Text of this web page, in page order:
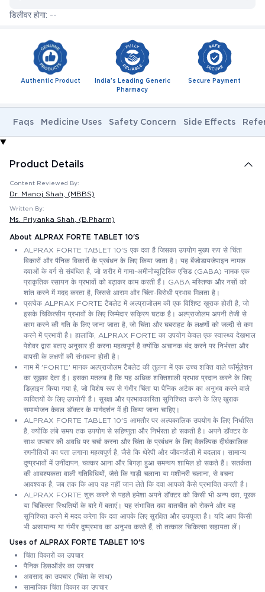
डिलीवर होगा: --
Authentic Product
India's Leading Generic
Pharmacy
Secure Payment
Faqs Medicine Uses Safety Concern Side Effects
Product Details
Content Reviewed By:
Dr. Manoj Shah , (MBBS)
Written By:
Ms. Priyanka Shah , (B.Pharm)
About ALPRAX FORTE TABLET 10'S
ALPRAX FORTE TABLET 10'S एक दवा है जिसका उपयोग मुख्य रूप से चिंता
विकारों और पैनिक विकारों के प्रबंधन के लिए किया जाता है। यह बेंजोडायजेपाइन नामक
दवाओं के वर्ग से संबंधित है, जो शरीर में गामा-अमीनोब्यूटिरिक एसिड (GABA) नामक एक
प्राकृतिक रसायन के प्रभावों को बढ़ाकर काम करती हैं। GABA मस्तिष्क और नसों को
शांत करने में मदद करता है, जिससे आराम और चिंता-विरोधी प्रभाव मिलता है।
प्रत्येक ALPRAX FORTE टैबलेट में अल्प्राजोलम की एक विशिष्ट खुराक होती है, जो
इसके चिकित्सीय प्रभावों के लिए जिम्मेदार सक्रिय घटक है। अल्प्राजोलम अपनी तेजी से
काम करने की गति के लिए जाना जाता है, जो चिंता और घबराहट के लक्षणों को जल्दी से कम
करने में प्रभावी है। हालांकि, ALPRAX FORTE का उपयोग केवल एक स्वास्थ्य देखभाल
पेशेवर द्वारा बताए अनुसार ही करना महत्वपूर्ण है क्योंकि अचानक बंद करने पर निर्भरता और
वापसी के लक्षणों की संभावना होती है।
नाम में 'FORTE' मानक अल्प्राजोलम टैबलेट की तुलना में एक उच्च शक्ति वाले फॉर्मूलेशन
का सुझाव देता है। इसका मतलब है कि यह अधिक शक्तिशाली प्रभाव प्रदान करने के लिए
डिज़ाइन किया गया है, जो विशेष रूप से गंभीर चिंता या पैनिक अटैक का अनुभव करने वाले
व्यक्तियों के लिए उपयोगी है। सुरक्षा और प्रभावकारिता सुनिश्चित करने के लिए खुराक
समायोजन केवल डॉक्टर के मार्गदर्शन में ही किया जाना चाहिए।
ALPRAX FORTE TABLET 10'S आमतौर पर अल्पकालिक उपयोग के लिए निर्धारित
है, क्योंकि लंबे समय तक उपयोग से सहिष्णुता और निर्भरता हो सकती है। अपने डॉक्टर के
साथ उपचार की अवधि पर चर्चा करना और चिंता के प्रबंधन के लिए वैकल्पिक दीर्घकालिक
रणनीतियों का पता लगाना महत्वपूर्ण है, जैसे कि थेरेपी और जीवनशैली में बदलाव। सामान्य
दुष्प्रभावों में उनींदापन, चक्कर आना और बिगड़ा हुआ समन्वय शामिल हो सकते हैं। सतर्कता
की आवश्यकता वाली गतिविधियों, जैसे कि गाड़ी चलाना या मशीनरी चलाना, से बचना
आवश्यक है, जब तक कि आप यह नहीं जान लेते कि दवा आपको कैसे प्रभावित करती है।
ALPRAX FORTE शुरू करने से पहले हमेशा अपने डॉक्टर को किसी भी अन्य दवा, पूरक
या चिकित्सा स्थितियों के बारे में बताएं। यह संभावित दवा बातचीत को रोकने और यह
सुनिश्चित करने में मदद करेगा कि दवा आपके लिए सुरक्षित और उपयुक्त है। यदि आप किसी
भी असामान्य या गंभीर दुष्प्रभाव का अनुभव करते हैं, तो तत्काल चिकित्सा सहायता लें।
Uses of ALPRAX FORTE TABLET 10'S
चिंता विकारों का उपचार
पैनिक डिसऑर्डर का उपचार
अवसाद का उपचार (चिंता के साथ)
सामाजिक चिंता विकार का उपचार